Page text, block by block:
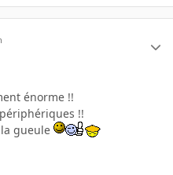
énorme !!
!!
gueule